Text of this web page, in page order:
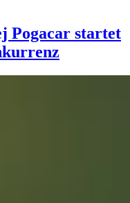
Pogacar startet